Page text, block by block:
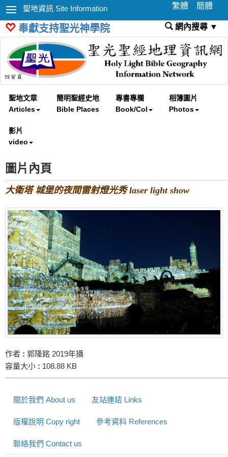
聖地資訊 Site Information 繁體 簡體
奉獻支持聖光神學院 網內搜尋 ▼
聖地文章
Articles
簡明聖經史地
Bible Places
專書專欄
Book/Col
相簿圖片
Photos
影片
video
圖片內頁
大衛塔 城堡的夜間雷射燈光秀 laser light show
作者 : 郭隆銘 2019年攝
容量大小 : 108.88 KB
關於我們 About us 友站連結 Links
版權說明 Copy right 參考資料 References
聯絡我們 Contact us